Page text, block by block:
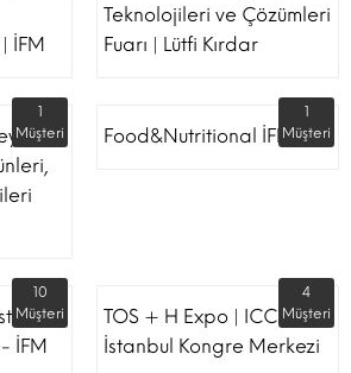
İFM
Teknolojileri ve Çözümleri
Fuarı | Lütfi Kırdar
1
Müşteri
Food&Nutritional İFM
1
Müşteri
Ve
İFM
10
Müşteri
TOS + H Expo | ICC -
İstanbul Kongre Merkezi
4
Müşteri